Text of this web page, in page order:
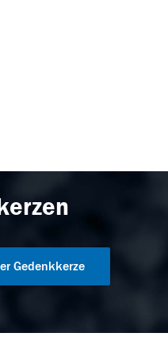
Gedenkkerze